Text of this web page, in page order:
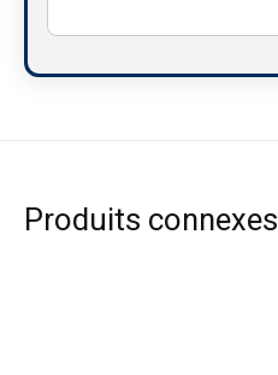
Produits connexes